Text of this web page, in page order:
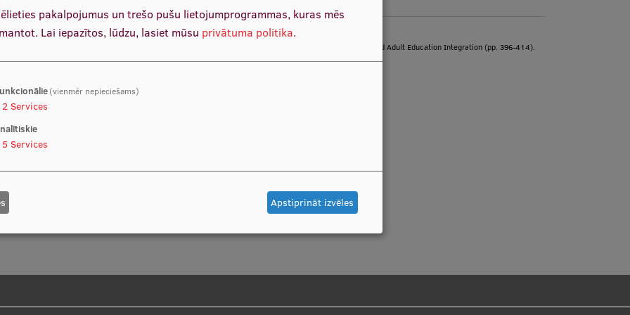
and Small Group Discussions. In V. Wang (Ed.), Encyclopedia of Information Communication Technologies and Adult Education Integration (pp. 396-414).
pakalpojumus un trešo pušu lietojumprogrammas, kuras mēs
Lai iepazītos, lūdzu, lasiet mūsu privātuma politika.
(vienmēr nepieciešams)
2 Services
5 Services
Apstiprināt izvēles